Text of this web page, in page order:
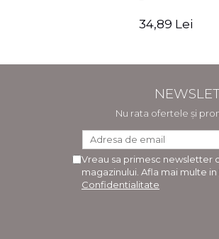
34,89 Lei
Nu rata ofertele și
Vreau sa primesc newsletter
magazinului. Afla mai multe in
Confidentialitate